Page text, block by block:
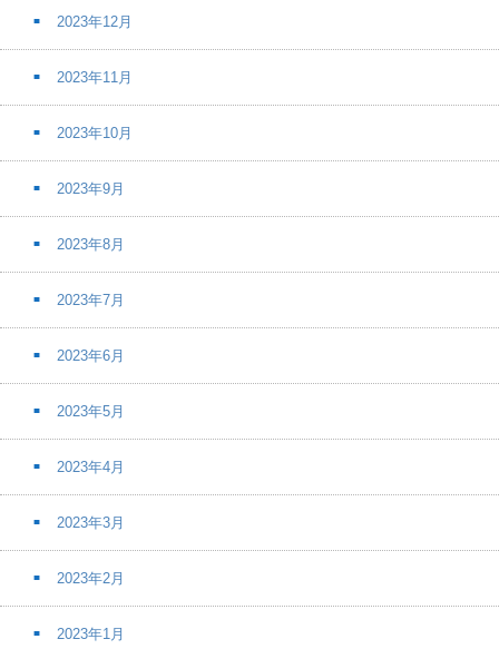
2023年12月
2023年11月
2023年10月
2023年9月
2023年8月
2023年7月
2023年6月
2023年5月
2023年4月
2023年3月
2023年2月
2023年1月